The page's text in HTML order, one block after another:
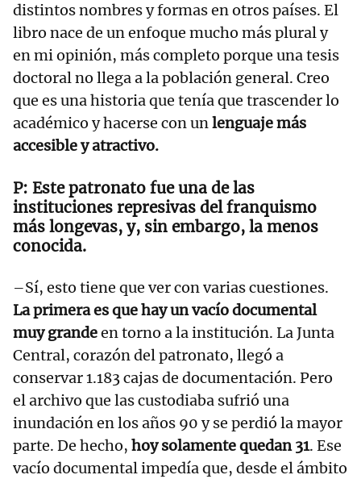
distintos nombres y formas en otros países. El
libro nace de un enfoque mucho más plural y
en mi opinión, más completo porque una tesis
doctoral no llega a la población general. Creo
que es una historia que tenía que trascender lo
académico y hacerse con unlenguaje más
accesible y atractivo.
Este patronato fue una de las
instituciones represivas del franquismo
más longevas, y, sin embargo, la menos
conocida.
–Sí, esto tiene que ver con varias cuestiones.
La primera es que hay un vacío documental
muy grandeen torno a la institución. La Junta
Central, corazón del patronato, llegó a
conservar 1.183 cajas de documentación. Pero
el archivo que las custodiaba sufrió una
inundación en los años 90 y se perdió la mayor
parte. De hecho, hoy solamente quedan 31. Ese
vacío documental impedía que, desde el ámbito